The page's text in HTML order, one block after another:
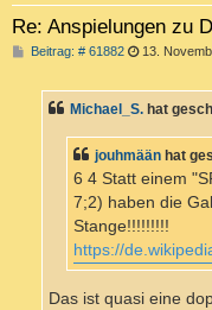
Re: Anspielungen zu
Beitrag: # 61882B
r
13.
Michael_S. hat
jouhmään hat
6 4 Statt einem
7;2) haben die
Stange!!!!!!!!!
https://
Das ist quasi eine